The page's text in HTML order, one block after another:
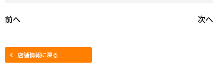
前へ 次へ
店舗情報に戻る